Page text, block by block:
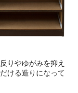
りやゆがみを抑え
ける造りになって